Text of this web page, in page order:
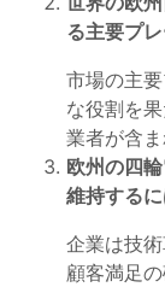
る主要プ
市場の主
な役割を
業者が含ま
欧州の四
維持するに
企業は技
顧客満足